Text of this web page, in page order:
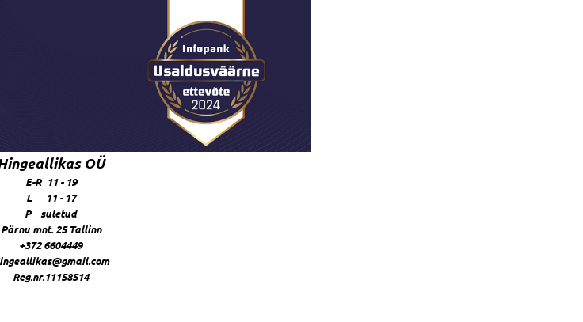
OÜ
E-R 11 - 19
L 11 - 17
P suletud
Pärnu mnt. 25 Tallinn
+372 6604449
Reg.nr.11158514